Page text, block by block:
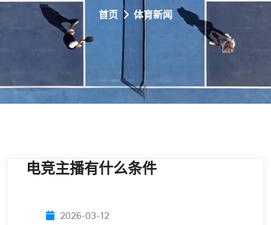
首页 体育新闻
电竞主播有什么条件
2026-03-12